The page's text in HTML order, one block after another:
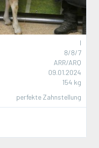
I
8/8/7
ARR/ARQ
09.01.2024
154 kg
perfekte Zahnstellung